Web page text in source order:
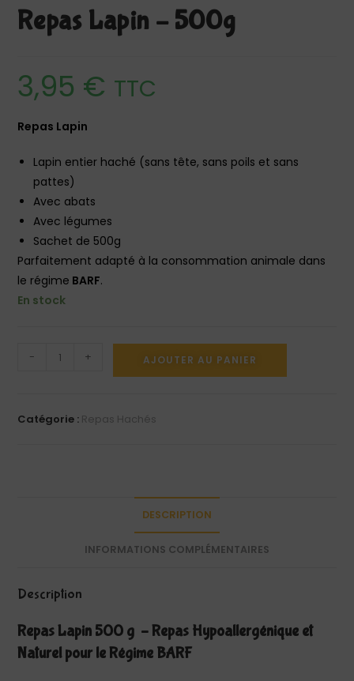
Repas Lapin – 500g
3,95 € TTC
Repas Lapin
Lapin entier haché (sans tête, sans poils et sans
pattes)
Avec abats
Avec légumes
Sachet de 500g
Parfaitement adapté à la consommation animale dans
le régime BARF.
En stock
- + AJOUTER AU PANIER
Catégorie : Repas Hachés
DESCRIPTION
INFORMATIONS COMPLÉMENTAIRES
Description
Repas Lapin 500 g – Repas Hypoallergénique et
Naturel pour le Régime BARF